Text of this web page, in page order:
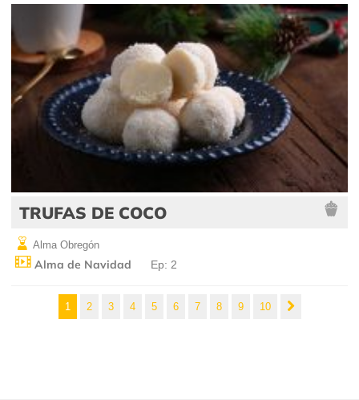
TRUFAS DE COCO
Alma Obregón
Alma de Navidad Ep: 2
1 2 3 4 5 6 7 8 9 10